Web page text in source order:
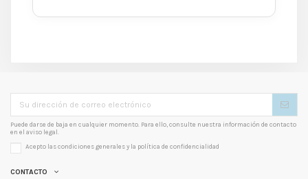
Puede darse de baja en cualquier momento. Para ello, consulte nuestra información de contacto
en el aviso legal.
Acepto las condiciones generales y la política de confidencialidad
CONTACTO